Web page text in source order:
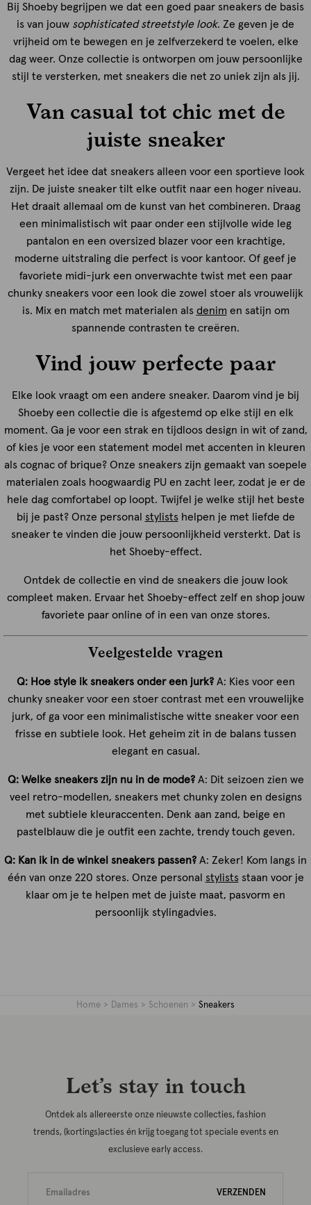
Bij Shoeby begrijpen we dat een goed paar sneakers de basis
is van jouw sophisticated streetstyle look. Ze geven je de
vrijheid om te bewegen en je zelfverzekerd te voelen, elke
dag weer. Onze collectie is ontworpen om jouw persoonlijke
stijl te versterken, met sneakers die net zo uniek zijn als jij.
Van casual tot chic met de
juiste sneaker
Vergeet het idee dat sneakers alleen voor een sportieve look
zijn. De juiste sneaker tilt elke outfit naar een hoger niveau.
Het draait allemaal om de kunst van het combineren. Draag
een minimalistisch wit paar onder een stijlvolle wide leg
pantalon en een oversized blazer voor een krachtige,
moderne uitstraling die perfect is voor kantoor. Of geef je
favoriete midi-jurk een onverwachte twist met een paar
chunky sneakers voor een look die zowel stoer als vrouwelijk
is. Mix en match met materialen als denim en satijn om
spannende contrasten te creëren.
Vind jouw perfecte paar
Elke look vraagt om een andere sneaker. Daarom vind je bij
Shoeby een collectie die is afgestemd op elke stijl en elk
moment. Ga je voor een strak en tijdloos design in wit of zand,
of kies je voor een statement model met accenten in kleuren
als cognac of brique? Onze sneakers zijn gemaakt van soepele
materialen zoals hoogwaardig PU en zacht leer, zodat je er de
hele dag comfortabel op loopt. Twijfel je welke stijl het beste
bij je past? Onze personal stylistshelpen je met liefde de
sneaker te vinden die jouw persoonlijkheid versterkt. Dat is
het Shoeby-effect.
Ontdek de collectie en vind de sneakers die jouw look
compleet maken. Ervaar het Shoeby-effect zelf en shop jouw
favoriete paar online of in een van onze stores.
Veelgestelde vragen
Q: Hoe style ik sneakers onder een jurk?A: Kies voor een
chunky sneaker voor een stoer contrast met een vrouwelijke
jurk, of ga voor een minimalistische witte sneaker voor een
frisse en subtiele look. Het geheim zit in de balans tussen
elegant en casual.
Q: Welke sneakers zijn nu in de mode?A: Dit seizoen zien we
veel retro-modellen, sneakers met chunky zolen en designs
met subtiele kleuraccenten. Denk aan zand, beige en
pastelblauw die je outfit een zachte, trendy touch geven.
Q: Kan ik in de winkel sneakers passen? A: Zeker! Kom langs in
één van onze 220 stores. Onze personal stylistsstaan voor je
klaar om je te helpen met de juiste maat, pasvorm en
persoonlijk stylingadvies.
Home Dames Schoenen Sneakers
Let’s stay in touch
Ontdek als allereerste onze nieuwste collecties, fashion
trends, (kortings)acties én krijg toegang tot speciale events en
exclusieve early access.
VERZENDEN